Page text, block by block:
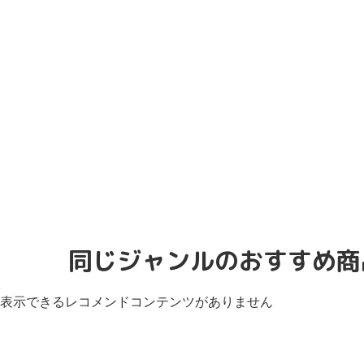
同じジャンルのおすすめ
表示できるレコメンドコンテンツがありません